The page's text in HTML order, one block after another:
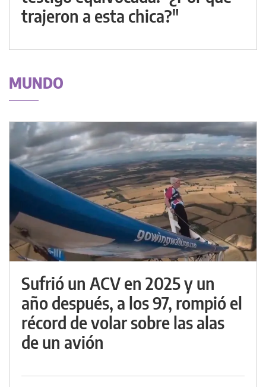
trajeron a esta chica?"
MUNDO
Sufrió un ACV en 2025 y un
año después, a los 97, rompió el
récord de volar sobre las alas
de un avión